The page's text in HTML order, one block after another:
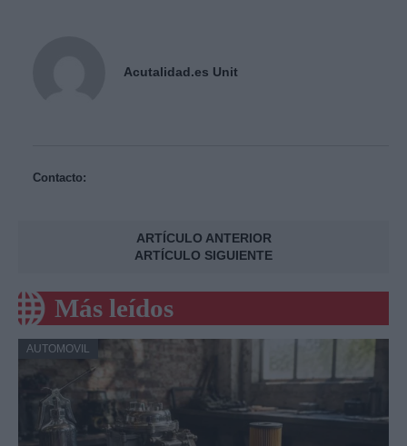
Acutalidad.es Unit
Contacto:
ARTÍCULO ANTERIOR
ARTÍCULO SIGUIENTE
Más leídos
AUTOMOVIL